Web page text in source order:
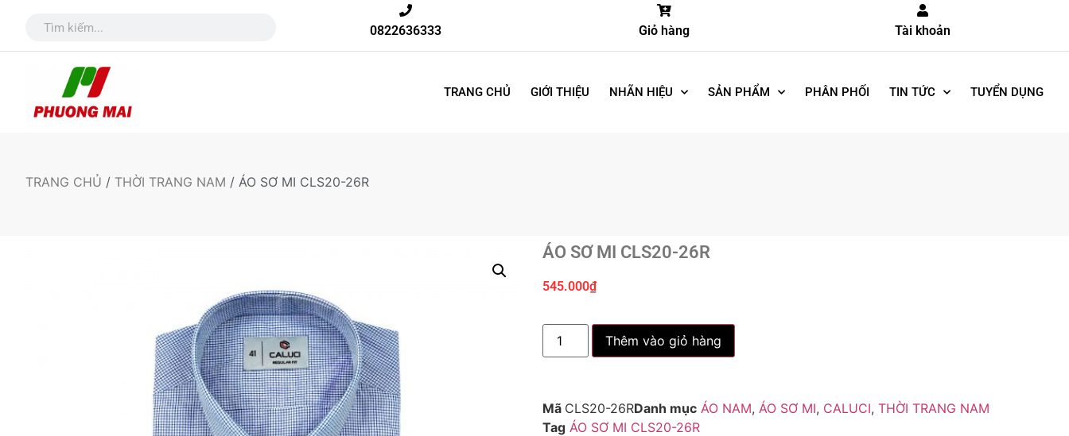
0822636333 Giỏ hàng Tài khoản
TRANG CHỦ GIỚI THIỆU NHÃN HIỆU SẢN PHẨM PHÂN PHỐI TIN TỨC TUYỂN DỤNG
TRANG CHỦ / THỜI TRANG NAM / ÁO SƠ MI CLS20-26R
ÁO SƠ MI CLS20-26R
545.000₫
Thêm vào giỏ hàng
Mã CLS20-26RDanh mục ÁO NAM, ÁO SƠ MI, CALUCI, THỜI TRANG NAM
Tag ÁO SƠ MI CLS20-26R